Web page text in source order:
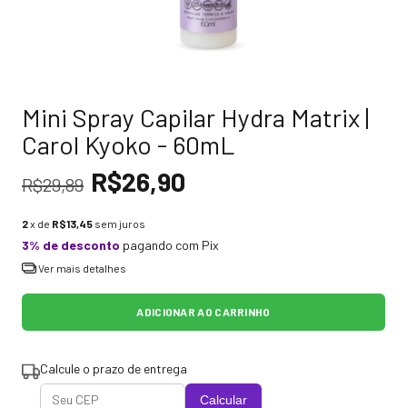
Mini Spray Capilar Hydra Matrix |
Carol Kyoko - 60mL
R$29,89 R$26,90
2x de R$13,45 sem juros
3% de desconto pagando com Pix
Ver mais detalhes
Calcule o prazo de entrega
Calcular